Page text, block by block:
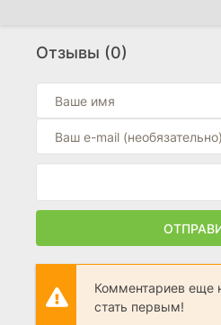
(2026)
0
(2026)
6.7
Энола Холмс 3
Отзывы (0)
Комментариев еще
стать первым!